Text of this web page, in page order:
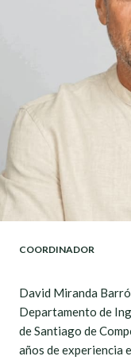
COORDINADOR
David Miranda
Departamento de
de Santiago de
años de experiencia